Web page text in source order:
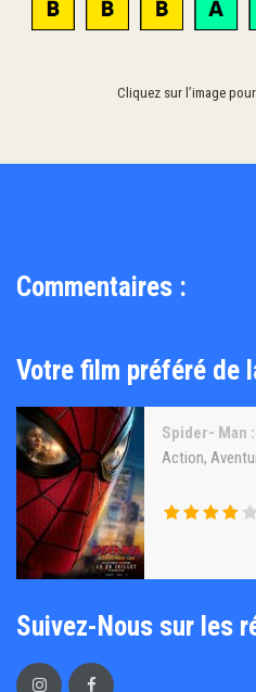
Cliquez sur l’image
Commentaires :
Votre film préféré de
Spider- Man
Action,
Suivez-Nous sur les